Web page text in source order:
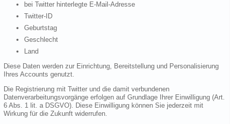
bei Twitter hinterlegte E-Mail-Adresse
Twitter-ID
Geburtstag
Geschlecht
Land
Diese Daten werden zur Einrichtung, Bereitstellung und Personalisierung
Ihres Accounts genutzt.
Die Registrierung mit Twitter und die damit verbundenen
Datenverarbeitungsvorgänge erfolgen auf Grundlage Ihrer Einwilligung (Art.
6 Abs. 1 lit. a DSGVO). Diese Einwilligung können Sie jederzeit mit
Wirkung für die Zukunft widerrufen.